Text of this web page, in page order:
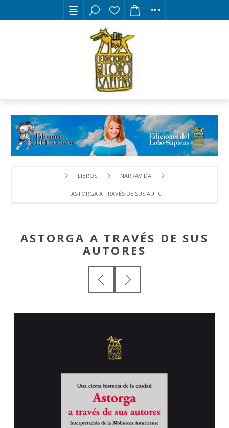
LIBROS NARRAVIDA
ASTORGA A TRAVÉS DE SUS AUTORES
ASTORGA A TRAVÉS DE SUS
AUTORES